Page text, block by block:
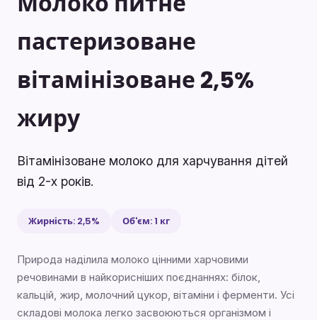
пастеризоване
вітамінізоване 2,5%
жиру
Вітамінізоване молоко для харчування дітей
від 2-х років.
Жирність: 2,5% Об'єм: 1 кг
Природа наділила молоко цінними харчовими
речовинами в найкорисніших поєднаннях: білок,
кальцій, жир, молочний цукор, вітаміни і ферменти. Усі
складові молока легко засвоюються організмом і